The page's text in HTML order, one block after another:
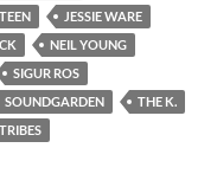
JESSIE WARE
NEIL YOUNG
SIGUR ROS
SOUNDGARDEN
THE K.
TRIBES